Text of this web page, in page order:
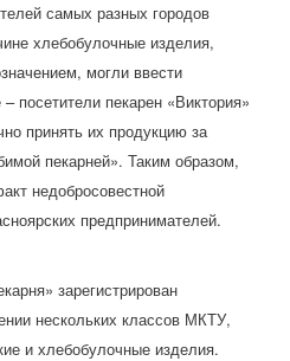
самых разных городов
хлебобулочные изделия,
могли ввести
посетители пекарен «Виктория»
принять их продукцию за
пекарней». Таким образом,
недобросовестной
предпринимателей.
зарегистрирован
нескольких классов МКТУ,
и хлебобулочные изделия.